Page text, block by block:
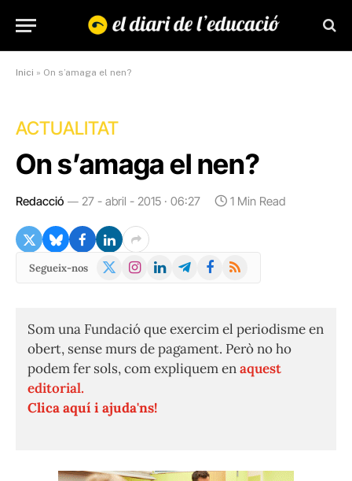
Inici » On s’amaga el nen?
ACTUALITAT
On s’amaga el nen?
Redacció 27 - abril - 2015 · 06:27 1 Min Read
Segueix-nos
X
Instagram
LinkedInTelegramFacebook
RSS
Som una Fundació que exercim el periodisme en
obert, sense murs de pagament. Però no ho
podem fer sols, com expliquem enaquest
editorial.
Clica aquí i ajuda'ns!